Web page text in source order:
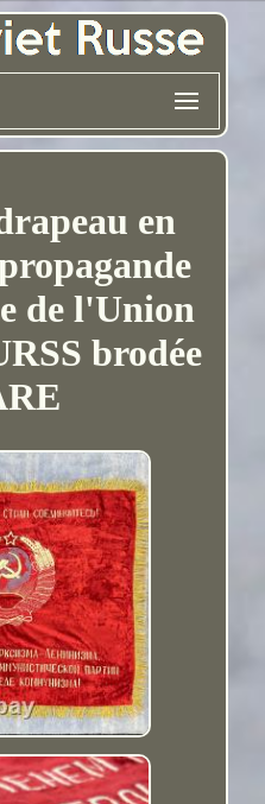
en
de l'Union
brodée